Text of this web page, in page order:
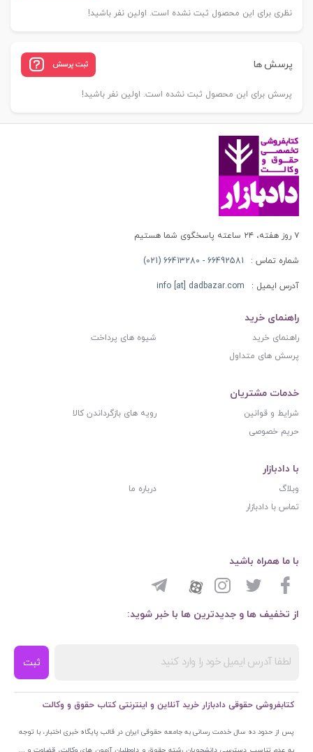
نظری برای این محصول ثبت نشده است. اولین نفر باشید!
پرسش ها ثبت پرسش
پرسش برای این محصول ثبت نشده است. اولین نفر باشید!
۷ روز هفته، ۲۴ ساعته پاسخگوی شما هستیم
شماره تماس : 66492581 - 66413280 (021)
آدرس ایمیل : info [at] dadbazar.com
راهنمای خرید
راهنمای خرید
شیوه های پرداخت
پرسش های متداول
خدمات مشتریان
شرایط و قوانین
رویه های بازگرداندن کالا
حریم خصوصی
با دادبازار
وبلاگ
درباره ما
تماس با دادبازار
از تخفیف ها و جدیدترین ها با خبر شوید:
ثبت
با ما همراه باشید
کتابفروشی حقوقی دادبازار خرید آنلاین و اینترنتی کتاب حقوق و وکالت
پس از حدود ده سال خدمت رسانی به جامعه حقوقی ایران در قالب پایگاه خبری اختبار، با توجه